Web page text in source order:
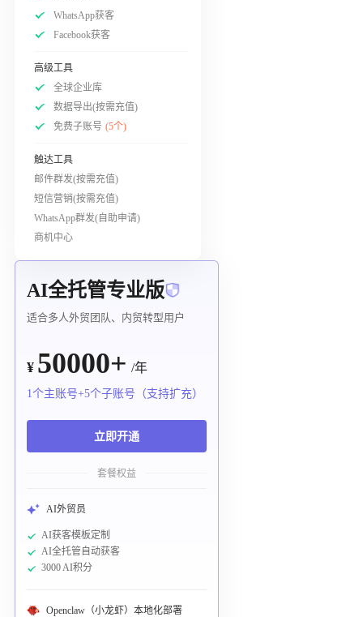
WhatsApp获客
Facebook获客
高级工具
全球企业库
数据导出(按需充值)
免费子账号 (5个)
触达工具
邮件群发(按需充值)
短信营销(按需充值)
WhatsApp群发(自助申请)
商机中心
AI全托管专业版
适合多人外贸团队、内贸转型用户
¥ 50000+ /年
1个主账号+5个子账号（支持扩充）
立即开通
套餐权益
AI外贸员
AI获客模板定制
AI全托管自动获客
3000 AI积分
Openclaw（小龙虾）本地化部署